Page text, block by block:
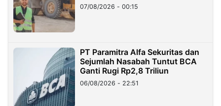
07/08/2026 - 00:15
PT Paramitra Alfa Sekuritas dan
Sejumlah Nasabah Tuntut BCA
Ganti Rugi Rp2,8 Triliun
06/08/2026 - 22:51